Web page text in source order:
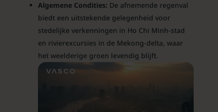
Algemene Condities: De afnemende regenval
biedt een uitstekende gelegenheid voor
stedelijke verkenningen in Ho Chi Minh-stad
en rivierexcursies in de Mekong-delta, waar
het weelderige groen levendig blijft.